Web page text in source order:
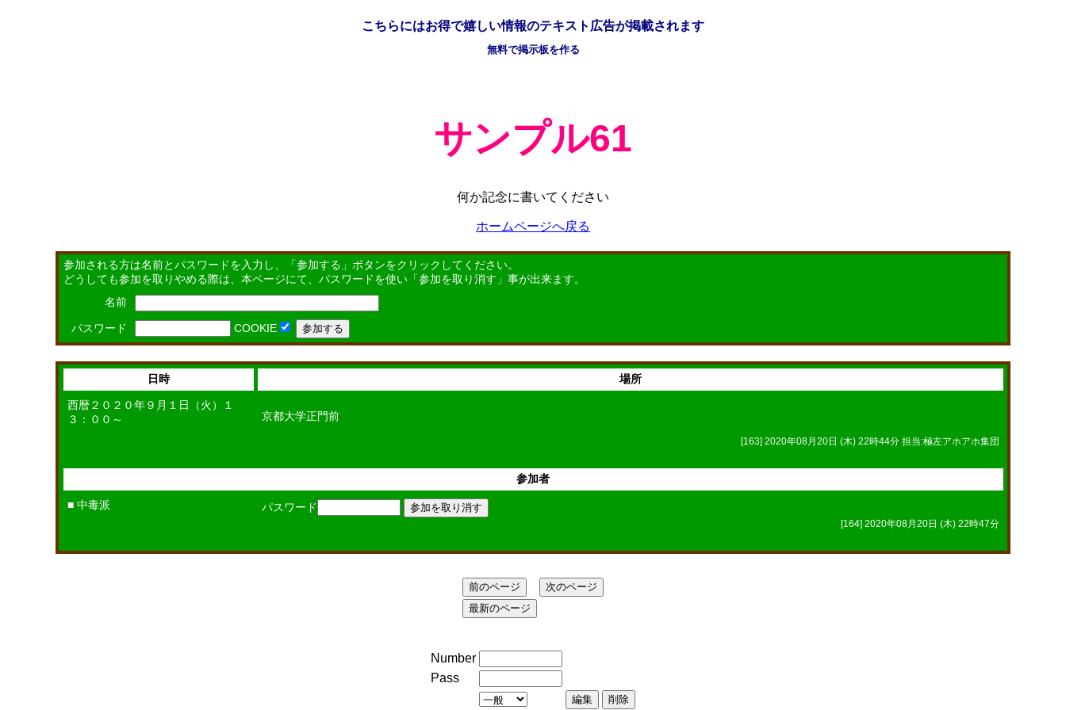
こちらにはお得で嬉しい情報のテキスト広告が掲載されます
無料で掲示板を作る
サンプル61
何か記念に書いてください
ホームページへ戻る
参加される方は名前とパスワードを入力し、「参加する」ボタンをクリックしてください。
どうしても参加を取りやめる際は、本ページにて、パスワードを使い「参加を取り消す」事が出来ます。
名前
パスワード COOKIE
日時 場所
西暦２０２０年９月１日（火）１
３：００～
京都大学正門前
[163] 2020年08月20日 (木) 22時44分 担当:極左アホアホ集団
参加者
■ 中毒派 パスワード
[164] 2020年08月20日 (木) 22時47分
Number
Pass